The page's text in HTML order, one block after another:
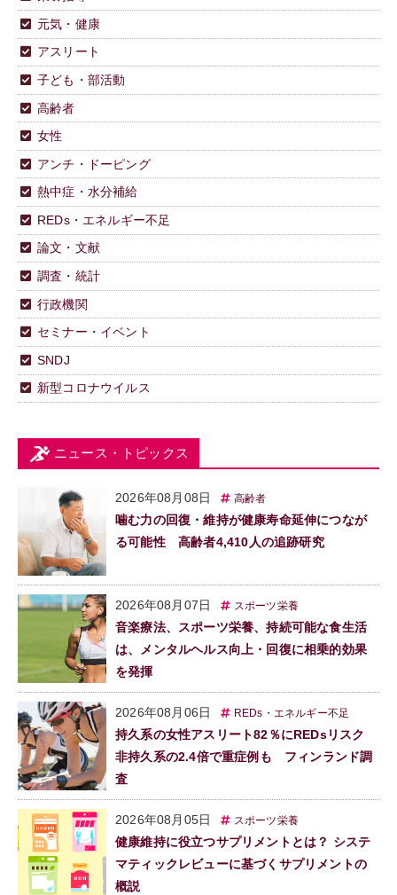
元気・健康
アスリート
子ども・部活動
高齢者
女性
アンチ・ドーピング
熱中症・水分補給
REDs・エネルギー不足
論文・文献
調査・統計
行政機関
セミナー・イベント
SNDJ
新型コロナウイルス
ニュース・トピックス
2026年08月08日 高齢者
噛む力の回復・維持が健康寿命延伸につなが
る可能性 高齢者4,410人の追跡研究
2026年08月07日 スポーツ栄養
音楽療法、スポーツ栄養、持続可能な食生活
は、メンタルヘルス向上・回復に相乗的効果
を発揮
2026年08月06日 REDs・エネルギー不足
持久系の女性アスリート82％にREDsリスク
非持久系の2.4倍で重症例も フィンランド調
査
2026年08月05日 スポーツ栄養
健康維持に役立つサプリメントとは？ システ
マティックレビューに基づくサプリメントの
概説